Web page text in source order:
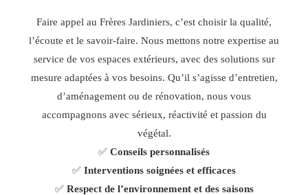
Faire appel au Frères Jardiniers, c’est choisir la qualité,
l’écoute et le savoir-faire. Nous mettons notre expertise au
service de vos espaces extérieurs, avec des solutions sur
mesure adaptées à vos besoins. Qu’il s’agisse d’entretien,
d’aménagement ou de rénovation, nous vous
accompagnons avec sérieux, réactivité et passion du
végétal.
✅ Conseils personnalisés
✅ Interventions soignées et efficaces
✅ Respect de l’environnement et des saisons